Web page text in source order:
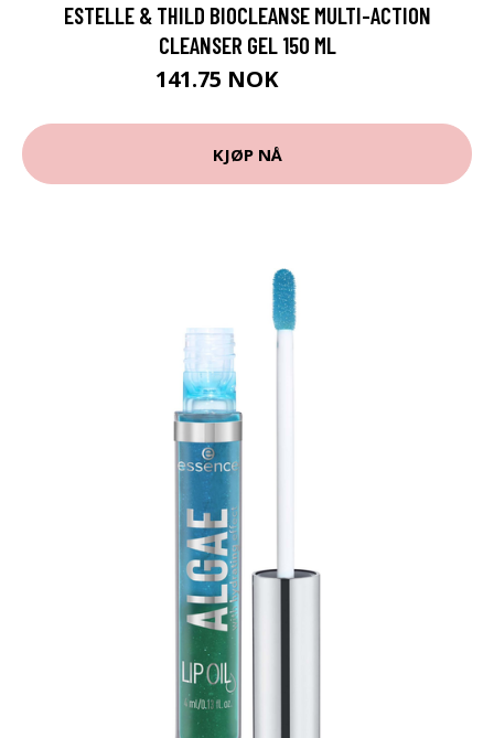
ESTELLE & THILD BIOCLEANSE MULTI-ACTION
CLEANSER GEL 150 ML
141.75 NOK
KJØP NÅ